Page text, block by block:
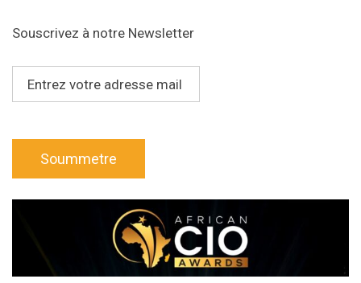
Souscrivez à notre Newsletter